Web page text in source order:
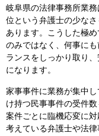
岐阜県の法律事務所業
位という弁護士の少な
あります。こうした極
のみではなく、何事に
ランスをしっかり取り
になります。
家事事件に業務が集中
け持つ民事事件の受件
案件ごとに臨機応変に
考えている弁護士や法